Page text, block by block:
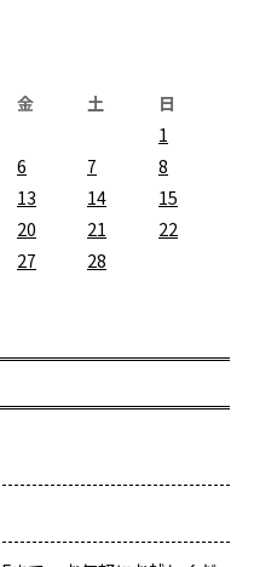
金 土
日
1
6 7
8
13 14
15
20 21
22
27 28